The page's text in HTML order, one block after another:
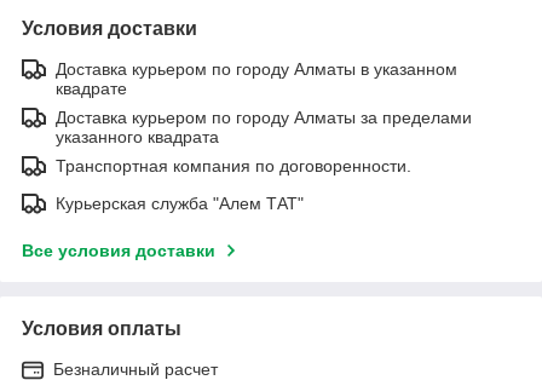
Условия доставки
Доставка курьером по городу Алматы в указанном
квадрате
Доставка курьером по городу Алматы за пределами
указанного квадрата
Транспортная компания по договоренности.
Курьерская служба "Алем ТАТ"
Все условия доставки
Условия оплаты
Безналичный расчет